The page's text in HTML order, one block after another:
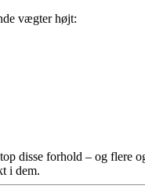
vægter højt:
disse forhold – og flere
i dem.